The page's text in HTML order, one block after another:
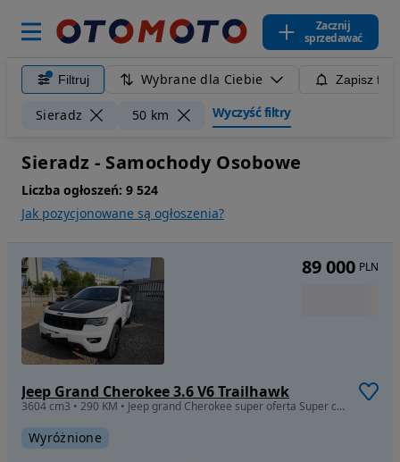
Zacznij
sprzedawać
Filtruj Wybrane dla Ciebie Zapisz
Sieradz 50 km Wyczyść filtry
Sieradz - Samochody Osobowe
Liczba ogłoszeń: 9 524
Jak pozycjonowane są ogłoszenia?
Jeep Grand Cherokee 3.6 V6 Trailhawk
3604 cm3 • 290 KM • Jeep grand Cherokee super oferta Super cena!!
Wyróżnione
89 000 PLN